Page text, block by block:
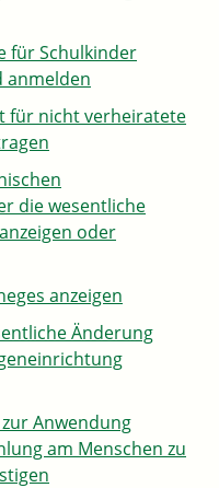
für Schulkinder
anmelden
für nicht verheiratete
die wesentliche
oder
anzeigen
Änderung
Anwendung
am Menschen zu